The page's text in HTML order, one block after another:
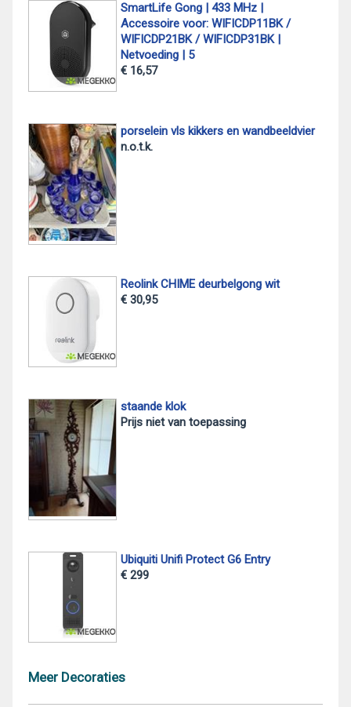
SmartLife Gong | 433 MHz |
Accessoire voor: WIFICDP11BK /
WIFICDP21BK / WIFICDP31BK |
Netvoeding | 5
€ 16,57
porselein vls kikkers en wandbeeldvier
n.o.t.k.
Reolink CHIME deurbelgong wit
€ 30,95
staande klok
Prijs niet van toepassing
Ubiquiti Unifi Protect G6 Entry
€ 299
Meer Decoraties